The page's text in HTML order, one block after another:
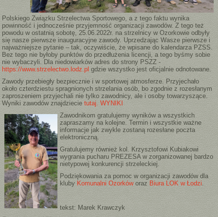
Polskiego Związku Strzelectwa Sportowego, a z tego faktu wynika
powinność i jednocześnie przyjemność organizacji zawodów. Z tego też
powodu w ostatnią sobotę, 25.06.2022r. na strzelnicy w Ozorkowie odbyły
się nasze pierwsze inauguracyjne zawody. Uprzedzając Wasze pierwsze i
najważniejsze pytanie – tak, oczywiście, że wpisane do kalendarza PZSS.
Bez tego nie byłoby punktów do przedłużenia licencji, a tego byśmy sobie
nie wybaczyli. Dla niedowiarków adres do strony PSZZ -
https://www.strzelectwo.lodz.pl gdzie wszystko jest oficjalnie odnotowane.
Zawody przebiegły bezpiecznie i w sportowej atmosferze. Przyjechało
około czterdziestu spragnionych strzelania osób, bo zgodnie z rozesłanym
zaproszeniem przyjechali nie tylko zawodnicy, ale i osoby towarzyszące.
Wyniki zawodów znajdziecietutaj. WYNIKI
Zawodnikom gratulujemy wyników a wszystkich
zapraszamy na kolejne. Termin i wszystkie ważne
informacje jak zwykle zostaną rozesłane poczta
elektroniczną.
Gratulujemy również kol. Krzysztofowi Kubiakowi
wygrania pucharu PREZESA w zorganizowanej bardzo
nietypowej konkurencji strzeleckiej.
Podziękowania za pomoc w organizacji zawodów dla
kluby Komunalni Ozorkóworaz Biura LOK w Łodzi.
tekst: Marek Krawczyk